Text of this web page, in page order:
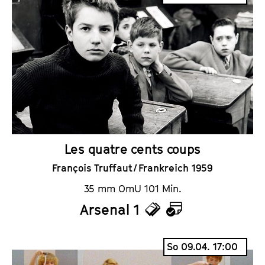
c
k
e
t
s
l
e
n
d
e
r
Les quatre cents coups
François Truffaut / Frankreich 1959
35 mm OmU 101 Min.
Arsenal 1
T
K
a
l
So 09.04. 17:00